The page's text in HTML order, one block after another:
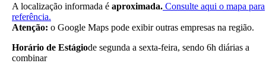
A localização informada é aproximada. Consulte aqui o mapa para
referência.
Atenção: o Google Maps pode exibir outras empresas na região.
Horário de Estágiode segunda a sexta-feira, sendo 6h diárias a
combinar